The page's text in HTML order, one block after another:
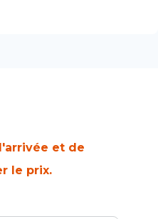
et de
le prix.